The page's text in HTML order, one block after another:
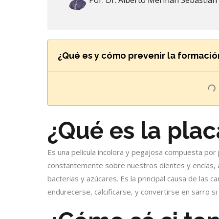
¿Qué es y cómo prevenir la
¿Qué es la
Es una película incolora y pegajosa compuesta
constantemente sobre nuestros dientes y
bacterias y azúcares. Es la principal causa de las
endurecerse, calcificarse, y convertirse en sarro